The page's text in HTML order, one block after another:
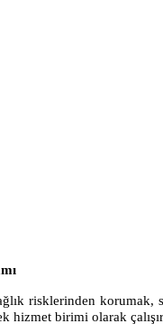
risklerinden korumak,
hizmet birimi olarak